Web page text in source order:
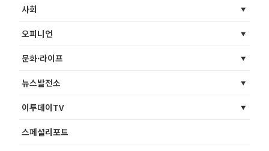
사회
오피니언
문화·라이프
뉴스발전소
이투데이TV
스페셜리포트